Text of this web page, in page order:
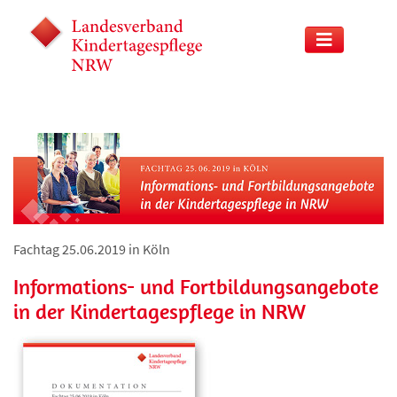
Fachtag 25.06.2019 in Köln
Informations- und Fortbildungsangebote
in der Kindertagespflege in NRW